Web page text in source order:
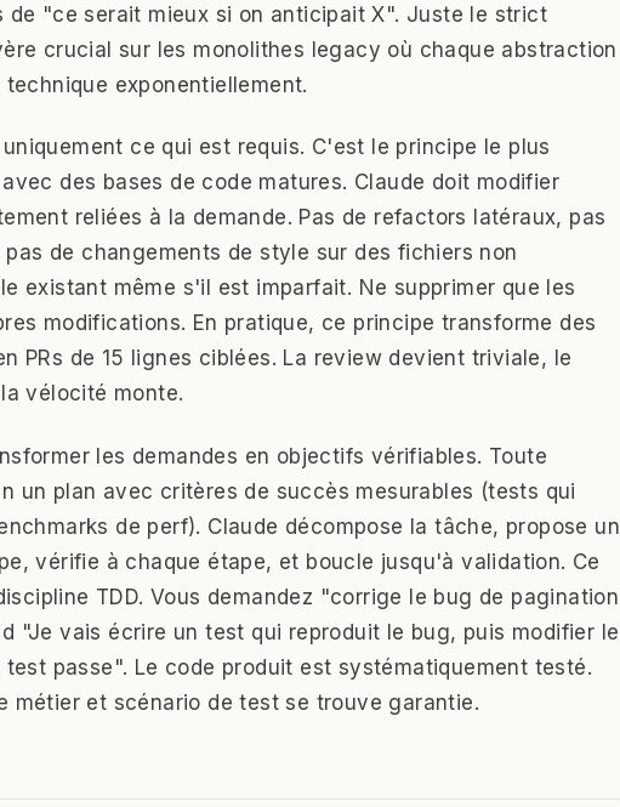
de "ce serait mieux si on anticipait X". Juste le strict
crucial sur les monolithes legacy où chaque abstraction
exponentiellement.
ce qui est requis. C'est le principe le plus
des bases de code matures. Claude doit modifier
reliées à la demande. Pas de refactors latéraux, pas
de changements de style sur des fichiers non
existant même s'il est imparfait. Ne supprimer que les
modifications. En pratique, ce principe transforme des
PRs de 15 lignes ciblées. La review devient triviale, le
vélocité monte.
les demandes en objectifs vérifiables. Toute
un plan avec critères de succès mesurables (tests qui
de perf). Claude décompose la tâche, propose un
vérifie à chaque étape, et boucle jusqu'à validation. Ce
TDD. Vous demandez "corrige le bug de pagination
"Je vais écrire un test qui reproduit le bug, puis modifier le
passe". Le code produit est systématiquement testé.
métier et scénario de test se trouve garantie.